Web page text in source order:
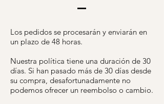
Los pedidos se procesarán y enviarán en
un plazo de 48 horas.
Nuestra política tiene una duración de 30
días. Si han pasado más de 30 días desde
su compra, desafortunadamente no
podemos ofrecer un reembolso o cambio.